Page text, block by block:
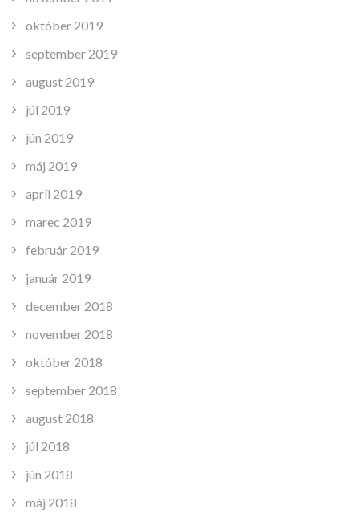
október 2019
september 2019
august 2019
júl 2019
jún 2019
máj 2019
apríl 2019
marec 2019
február 2019
január 2019
december 2018
november 2018
október 2018
september 2018
august 2018
júl 2018
jún 2018
máj 2018